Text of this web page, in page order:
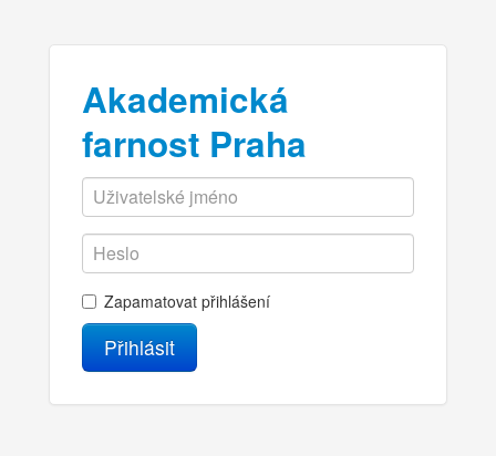
Akademická
farnost Praha
Zapamatovat přihlášení
Přihlásit